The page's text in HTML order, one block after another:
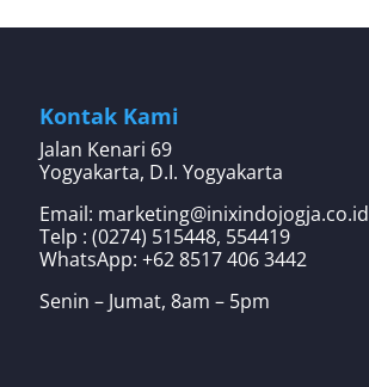
Kontak Kami
Jalan Kenari 69
Yogyakarta, D.I. Yogyakarta
Email: marketing@inixindojogja.co.id
Telp : (0274) 515448, 554419
WhatsApp: +62 8517 406 3442
Senin – Jumat, 8am – 5pm